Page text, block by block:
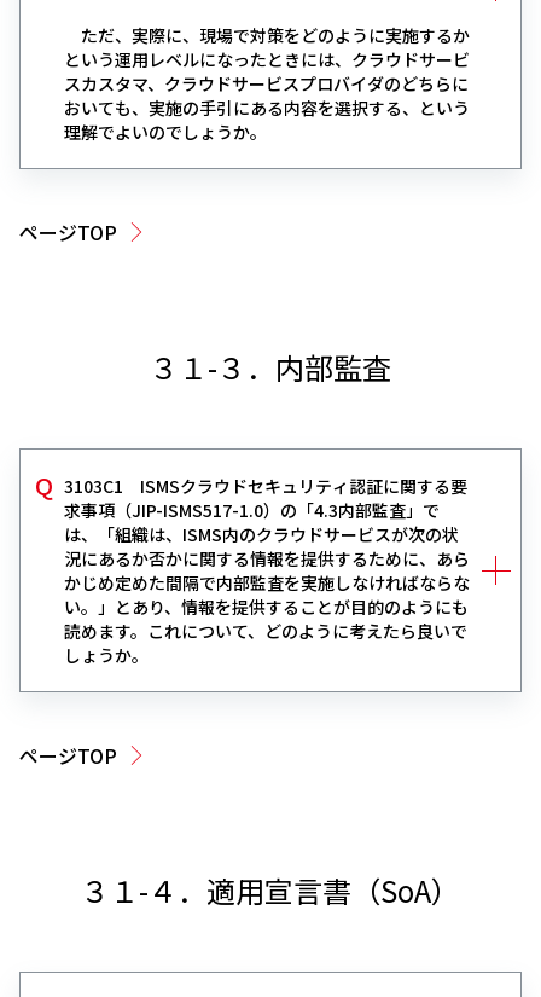
ただ、実際に、現場で対策をどのように実施するか
という運用レベルになったときには、クラウドサービ
スカスタマ、クラウドサービスプロバイダのどちらに
おいても、実施の手引にある内容を選択する、という
理解でよいのでしょうか。
ページTOP
３１-３．内部監査
3103C1 ISMSクラウドセキュリティ認証に関する要
求事項（JIP-ISMS517-1.0）の「4.3内部監査」で
は、「組織は、ISMS内のクラウドサービスが次の状
況にあるか否かに関する情報を提供するために、あら
かじめ定めた間隔で内部監査を実施しなければならな
い。」とあり、情報を提供することが目的のようにも
読めます。これについて、どのように考えたら良いで
しょうか。
ページTOP
３１-４．適用宣言書（SoA）